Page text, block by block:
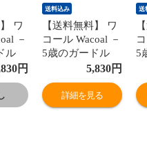
ワ
－
ル
ス
ヒ
ー
大き
円
送料込み
【送料無料】 ワ
コール Wacoal －
5歳のガードル
ジャストウエス
ト ショート丈 ヒ
ップアップ ガー
ドル パンツ 大き
5,830円
詳細を見る
送
5